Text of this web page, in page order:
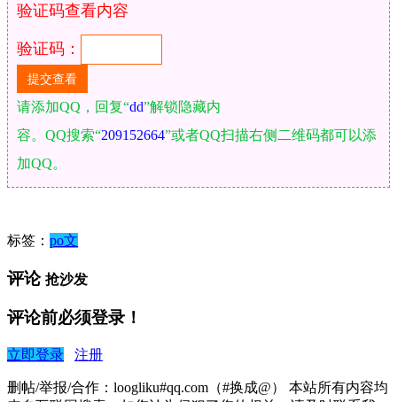
验证码查看内容
验证码：
请添加QQ，回复“dd”解锁隐藏内
容。QQ搜索“209152664”或者QQ扫描右侧二维码都可以添
加QQ。
标签： po文
评论 抢沙发
评论前必须登录！
立即登录 注册
删帖/举报/合作：loogliku#qq.com（#换成@） 本站所有内容均